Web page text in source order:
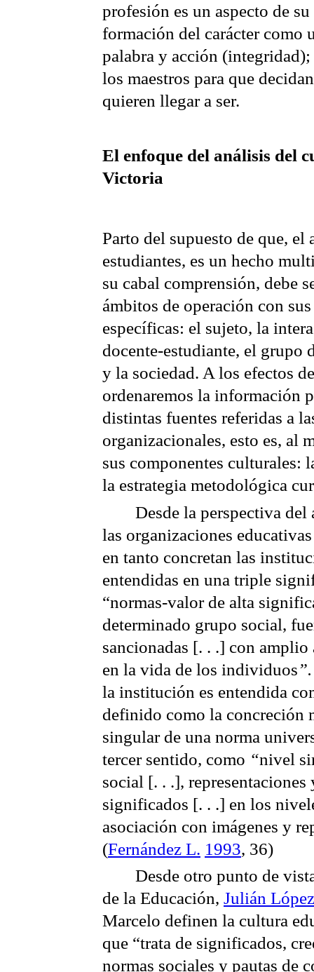
profesión es un aspecto de
formación del carácter como
palabra y acción (integridad);
los maestros para que
quieren llegar a ser.
El enfoque del análisis del
Victoria
Parto del supuesto de que, el
estudiantes, es un hecho
su cabal comprensión, debe
ámbitos de operación con
específicas: el sujeto, la
docente-estudiante, el grupo
y la sociedad. A los efectos
ordenaremos la información
distintas fuentes referidas a
organizacionales, esto es, al
sus componentes culturales:
la estrategia metodológica
Desde la perspectiva
las organizaciones
en tanto concretan las
entendidas en una triple
“normas-valor de alta
determinado grupo social,
sancionadas [. . .] con
en la vida de los individuos
la institución es entendida
definido como la concreción
singular de una norma
tercer sentido, como “nivel
social [. . .],
significados [. . .] en los
asociación con imágenes y
(Fernández L. 1993, 36)
Desde otro punto de
de la Educación, Julián
Marcelo definen la cultura
que “trata de significados,
normas sociales y pautas de